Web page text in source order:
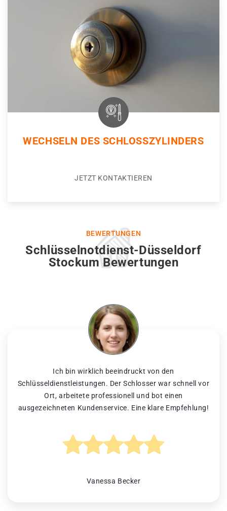
WECHSELN DES SCHLOSSZYLINDERS
JETZT KONTAKTIEREN
BEWERTUNGEN
Schlüsselnotdienst-Düsseldorf
Stockum Bewertungen
Ich bin wirklich beeindruckt von den
Schlüsseldienstleistungen. Der Schlosser war schnell vor
Ort, arbeitete professionell und bot einen
ausgezeichneten Kundenservice. Eine klare Empfehlung!
Vanessa Becker